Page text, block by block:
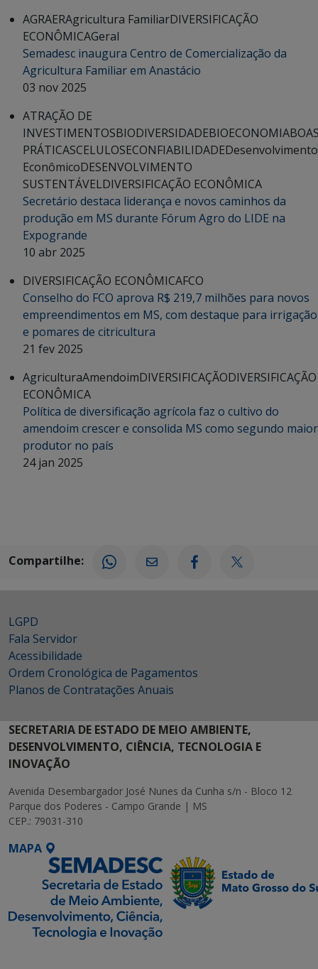
AGRAERAgricultura FamiliarDIVERSIFICAÇÃO
ECONÔMICAGeral
Semadesc inaugura Centro de Comercialização da
Agricultura Familiar em Anastácio
03 nov 2025
ATRAÇÃO DE
INVESTIMENTOSBIODIVERSIDADEBIOECONOMIA
PRÁTICASCELULOSECONFIABILIDADEDesenvolvimento
EconômicoDESENVOLVIMENTO
SUSTENTÁVELDIVERSIFICAÇÃO ECONÔMICA
Secretário destaca liderança e novos caminhos da
produção em MS durante Fórum Agro do LIDE na
Expogrande
10 abr 2025
DIVERSIFICAÇÃO ECONÔMICAFCO
Conselho do FCO aprova R$ 219,7 milhões para novos
empreendimentos em MS, com destaque para irrigação
e pomares de citricultura
21 fev 2025
AgriculturaAmendoimDIVERSIFICAÇÃODIVERSIFICAÇÃO
ECONÔMICA
Política de diversificação agrícola faz o cultivo do
amendoim crescer e consolida MS como segundo maior
produtor no país
24 jan 2025
Compartilhe:
LGPD
Fala Servidor
Acessibilidade
Ordem Cronológica de Pagamentos
Planos de Contratações Anuais
SECRETARIA DE ESTADO DE MEIO AMBIENTE,
DESENVOLVIMENTO, CIÊNCIA, TECNOLOGIA E
INOVAÇÃO
Avenida Desembargador José Nunes da Cunha s/n - Bloco 12
Parque dos Poderes - Campo Grande | MS
CEP.: 79031-310
MAPA